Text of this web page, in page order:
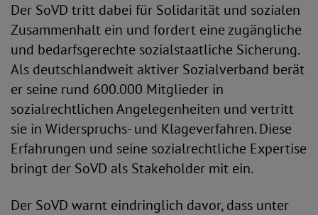
Der SoVD tritt dabei für Solidarität und sozialen
Zusammenhalt ein und fordert eine zugängliche
und bedarfsgerechte sozialstaatliche Sicherung.
Als deutschlandweit aktiver Sozialverband berät
er seine rund 600.000 Mitglieder in
sozialrechtlichen Angelegenheiten und vertritt
sie in Widerspruchs- und Klageverfahren. Diese
Erfahrungen und seine sozialrechtliche Expertise
bringt der SoVD als Stakeholder mit ein.
Der SoVD warnt eindringlich davor, dass unter